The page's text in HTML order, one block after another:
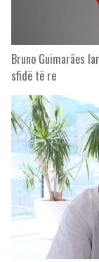
Bruno Guimarães
sfidë të re